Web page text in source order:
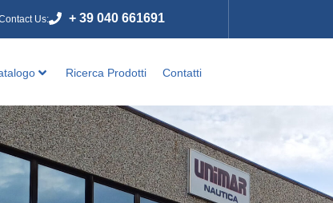
Us: + 39 040 661691
Ricerca Prodotti Contatti